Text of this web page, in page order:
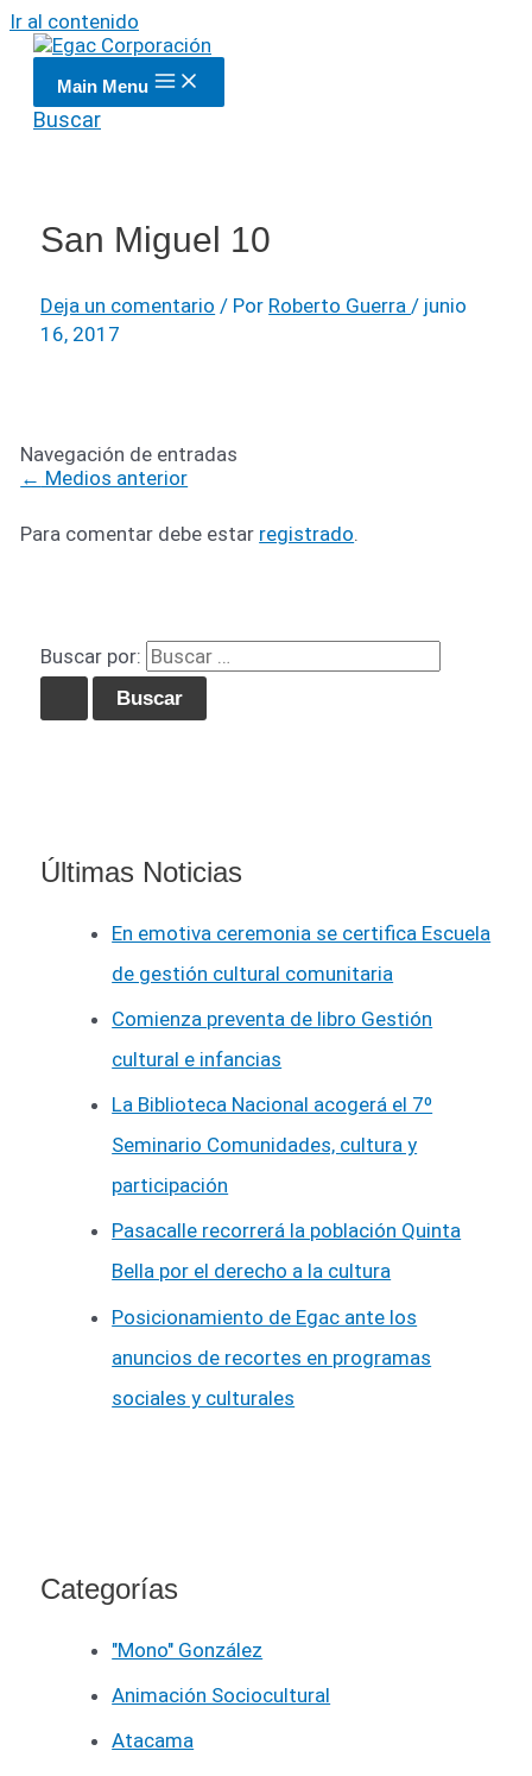
Ir al contenido
Main Menu
Buscar
San Miguel 10
Deja un comentario / Por Roberto Guerra / junio
16, 2017
Navegación de entradas
← Medios anterior
Para comentar debe estar registrado.
Buscar por:
Últimas Noticias
En emotiva ceremonia se certifica Escuela
de gestión cultural comunitaria
Comienza preventa de libro Gestión
cultural e infancias
La Biblioteca Nacional acogerá el 7º
Seminario Comunidades, cultura y
participación
Pasacalle recorrerá la población Quinta
Bella por el derecho a la cultura
Posicionamiento de Egac ante los
anuncios de recortes en programas
sociales y culturales
Categorías
"Mono" González
Animación Sociocultural
Atacama